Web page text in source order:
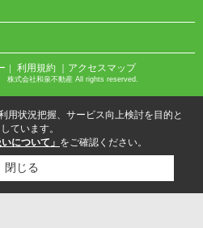
利用規約 ｜アクセスマップ
株式会社和泉不動産 All rights reserved.
用状況把握、サービス向上検討を目的と
ています。
について」 をご確認ください。
閉じる